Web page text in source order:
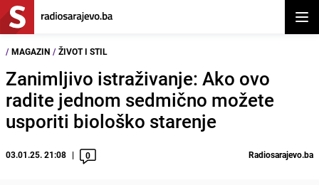
/ MAGAZIN / ŽIVOT I STIL
Zanimljivo istraživanje: Ako ovo
radite jednom sedmično možete
usporiti biološko starenje
03.01.25. 21:08 0 Radiosarajevo.ba